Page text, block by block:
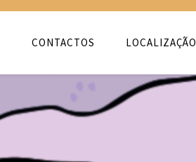
CONTACTOS LOCALIZAÇÃO